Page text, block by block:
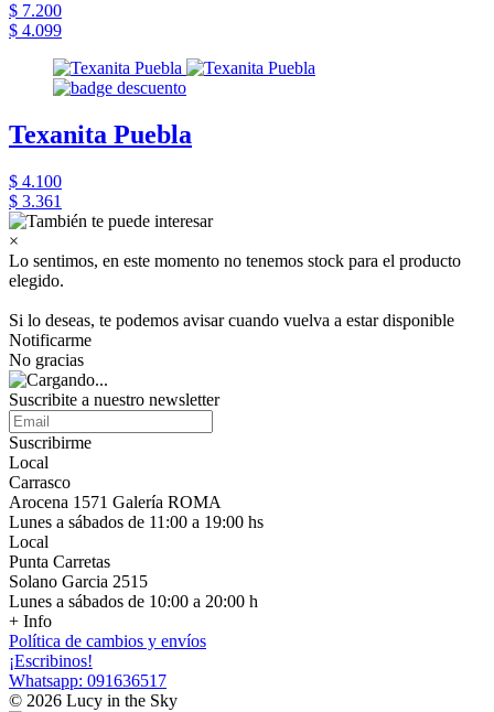
$ 7.200
$ 4.099
Texanita Puebla
$ 4.100
$ 3.361
×
Lo sentimos, en este momento no tenemos stock para el producto
elegido.
Si lo deseas, te podemos avisar cuando vuelva a estar disponible
Notificarme
No gracias
Suscribite a nuestro newsletter
Suscribirme
Local
Carrasco
Arocena 1571 Galería ROMA
Lunes a sábados de 11:00 a 19:00 hs
Local
Punta Carretas
Solano Garcia 2515
Lunes a sábados de 10:00 a 20:00 h
+ Info
Política de cambios y envíos
¡Escribinos!
Whatsapp: 091636517
© 2026 Lucy in the Sky